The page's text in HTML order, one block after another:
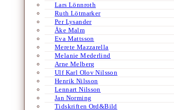
Lars Lönnroth
Ruth Lötmarker
Per Lysander
Åke Malm
Eva Mattsson
Merete Mazzarella
Melanie Mederlind
Arne Melberg
Ulf Karl Olov Nilsson
Henrik Nilsson
Lennart Nilsson
Jan Norming
Tidskriften Ord&Bild